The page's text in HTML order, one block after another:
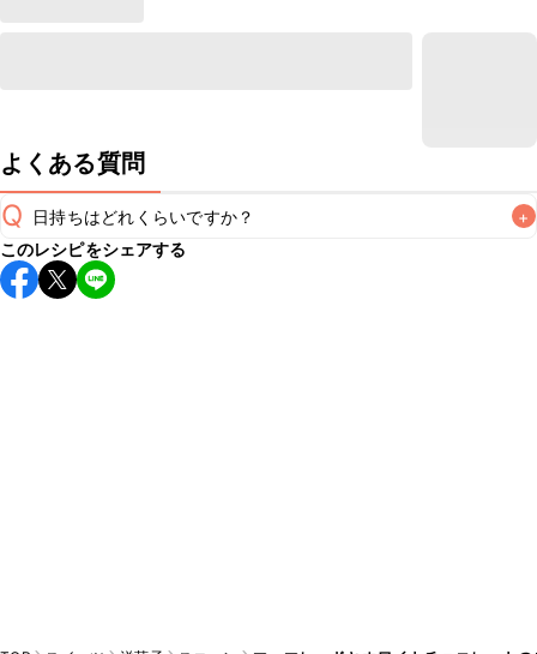
よくある質問
Q 日持ちはどれくらいですか？ +
保存期間は常温で2~3日が目安です。なるべくお早めにお召
し上がりください。
このレシピをシェアする